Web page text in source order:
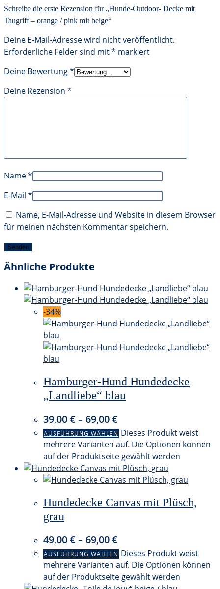
Schreibe die erste Rezension für „Hunde-Outdoor- Decke mit
Taugriff – orange / pink mit beige“
Deine E-Mail-Adresse wird nicht veröffentlicht.
Erforderliche Felder sind mit* markiert
Deine Bewertung*
Deine Rezension *
Name*
E-Mail *
Name, E-Mail-Adresse und Website in diesem Browser
für meinen nächsten Kommentar speichern.
Ähnliche Produkte
-34%
Hamburger-Hund Hundedecke
„Landliebe“ blau
39,00€ – 69,00€
AUSFÜHRUNG WÄHLEN Dieses Produkt weist
mehrere Varianten auf. Die Optionen können
auf der Produktseite gewählt werden
Hundedecke Canvas mit Plüsch,
grau
49,00€ – 69,00€
AUSFÜHRUNG WÄHLEN Dieses Produkt weist
mehrere Varianten auf. Die Optionen können
auf der Produktseite gewählt werden